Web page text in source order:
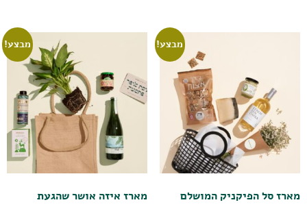
מבצע!
מארז סל הפיקניק המושלם
מבצע!
מארז איזה אושר שהגעת